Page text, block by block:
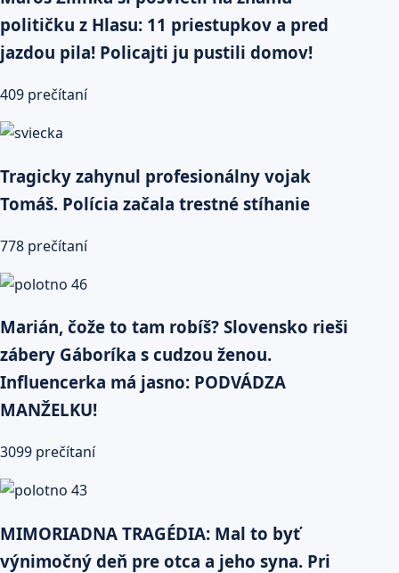
političku z Hlasu: 11 priestupkov a pred
jazdou pila! Policajti ju pustili domov!
409 prečítaní
Tragicky zahynul profesionálny vojak
Tomáš. Polícia začala trestné stíhanie
778 prečítaní
Marián, čože to tam robíš? Slovensko rieši
zábery Gáboríka s cudzou ženou.
Influencerka má jasno: PODVÁDZA
MANŽELKU!
3099 prečítaní
MIMORIADNA TRAGÉDIA: Mal to byť
výnimočný deň pre otca a jeho syna. Pri